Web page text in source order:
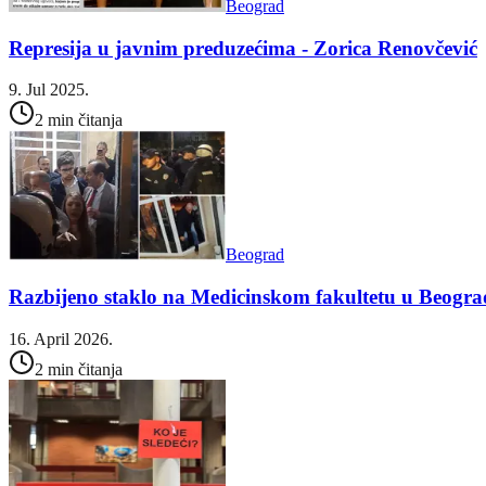
Beograd
Represija u javnim preduzećima - Zorica Renovčević
9. Jul 2025.
2 min čitanja
Beograd
Razbijeno staklo na Medicinskom fakultetu u
16. April 2026.
2 min čitanja